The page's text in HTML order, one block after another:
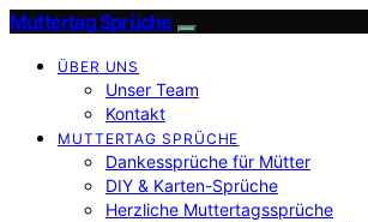
Muttertag Sprüche
ÜBER UNS
Unser Team
Kontakt
MUTTERTAG SPRÜCHE
Dankessprüche für Mütter
DIY & Karten-Sprüche
Herzliche Muttertagssprüche